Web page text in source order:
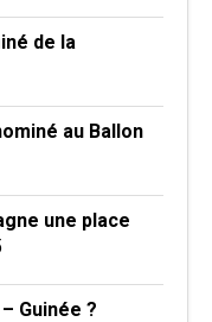
de la
au Ballon
une place
Guinée ?